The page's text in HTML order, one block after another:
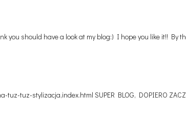
should have a look at my blog:) I hope you like it!! By
tuz-stylizacja,index.html SUPER BLOG, DOPIERO